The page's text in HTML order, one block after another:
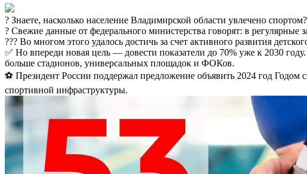
? Знаете, насколько население Владимирской области увлечено спортом?
? Свежие данные от федерального министерства говорят: в регулярные
?‍?‍? Во многом этого удалось достичь за счет активного развития
✅ Но впереди новая цель — довести показатели до 70% уже к 2030
больше стадионов, универсальных площадок и ФОКов.
⚽ Президент России поддержал предложение объявить 2024 год
спортивной инфраструктуры.